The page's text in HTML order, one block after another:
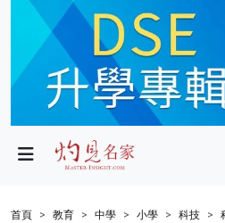
政局
財經
首頁 教育 中學 小學 科技